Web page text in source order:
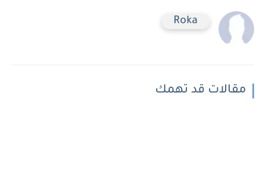
Roka
مقالات قد تهمك